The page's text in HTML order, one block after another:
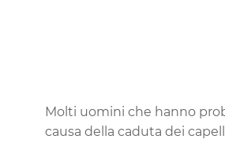
Molti uomini che hanno
causa della caduta dei